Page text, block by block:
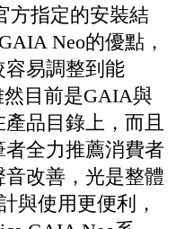
方指定的安裝結
Neo的優點，
容易調整到能
然目前是GAIA與
品目錄上，而且
全力推薦消費者
改善，光是整體
與使用更便利，